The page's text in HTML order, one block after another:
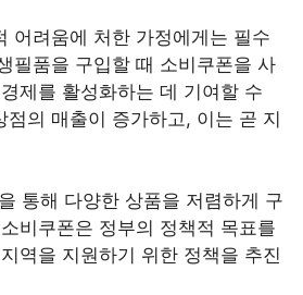
어려움에 처한 가정에게는 필수
필품을 구입할 때 소비쿠폰을 사
제를 활성화하는 데 기여할 수
의 매출이 증가하고, 이는 곧 지
통해 다양한 상품을 저렴하게 구
비쿠폰은 정부의 정책적 목표를
역을 지원하기 위한 정책을 추진